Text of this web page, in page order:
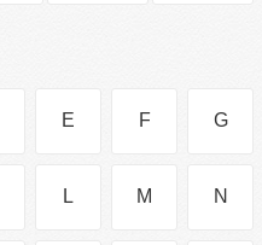
E F G
L M N